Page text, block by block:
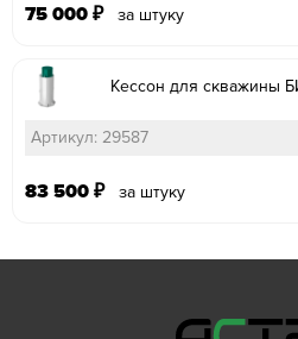
75 000 ₽ за штуку
Кессон для скважины
Артикул: 29587
83 500 ₽ за штуку